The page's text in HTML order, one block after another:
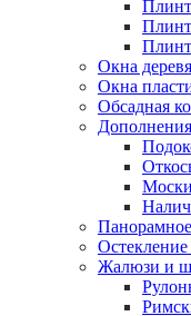
Окна
Окна
Обсадная
Жалюзи и